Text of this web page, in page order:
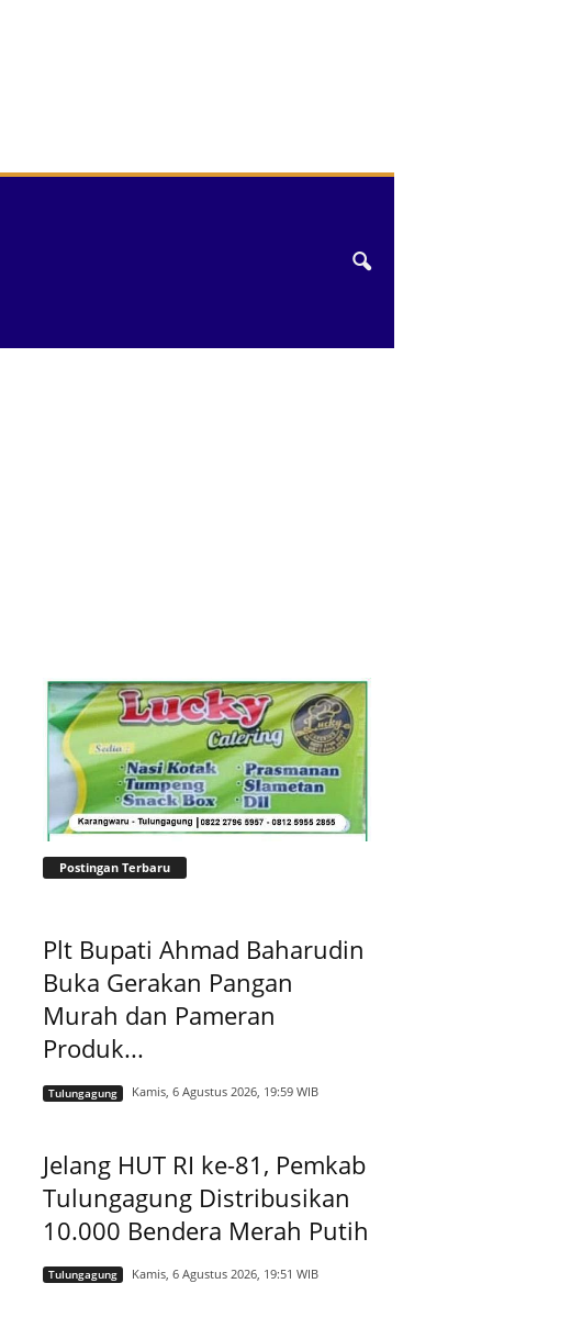
Postingan Terbaru
Plt Bupati Ahmad Baharudin
Buka Gerakan Pangan
Murah dan Pameran
Produk...
Tulungagung Kamis, 6 Agustus 2026, 19:59 WIB
Jelang HUT RI ke-81, Pemkab
Tulungagung Distribusikan
10.000 Bendera Merah Putih
Tulungagung Kamis, 6 Agustus 2026, 19:51 WIB